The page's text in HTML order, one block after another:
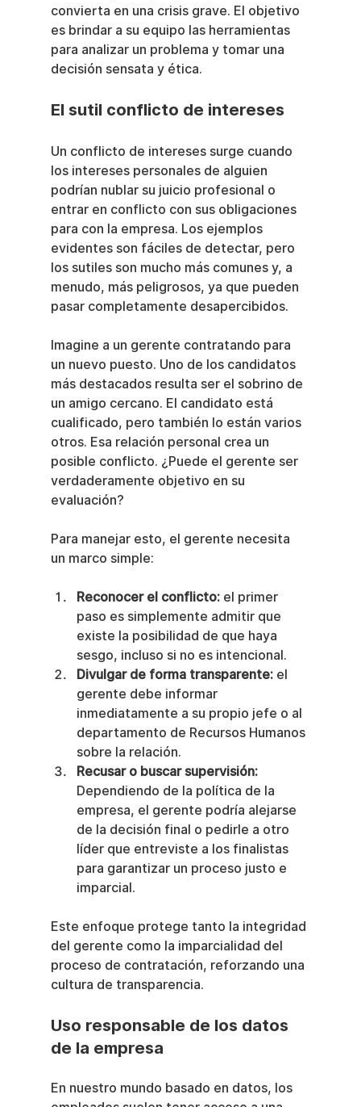
convierta en una crisis grave. El objetivo
es brindar a su equipo las herramientas
para analizar un problema y tomar una
decisión sensata y ética.
El sutil conflicto de intereses
Un conflicto de intereses surge cuando
los intereses personales de alguien
podrían nublar su juicio profesional o
entrar en conflicto con sus obligaciones
para con la empresa. Los ejemplos
evidentes son fáciles de detectar, pero
los sutiles son mucho más comunes y, a
menudo, más peligrosos, ya que pueden
pasar completamente desapercibidos.
Imagine a un gerente contratando para
un nuevo puesto. Uno de los candidatos
más destacados resulta ser el sobrino de
un amigo cercano. El candidato está
cualificado, pero también lo están varios
otros. Esa relación personal crea un
posible conflicto. ¿Puede el gerente ser
verdaderamente objetivo en su
evaluación?
Para manejar esto, el gerente necesita
un marco simple:
Reconocer el conflicto: el primer
paso es simplemente admitir que
existe la posibilidad de que haya
sesgo, incluso si no es intencional.
Divulgar de forma transparente: el
gerente debe informar
inmediatamente a su propio jefe o al
departamento de Recursos Humanos
sobre la relación.
Recusar o buscar supervisión:
Dependiendo de la política de la
empresa, el gerente podría alejarse
de la decisión final o pedirle a otro
líder que entreviste a los finalistas
para garantizar un proceso justo e
imparcial.
Este enfoque protege tanto la integridad
del gerente como la imparcialidad del
proceso de contratación, reforzando una
cultura de transparencia.
Uso responsable de los datos
de la empresa
En nuestro mundo basado en datos, los